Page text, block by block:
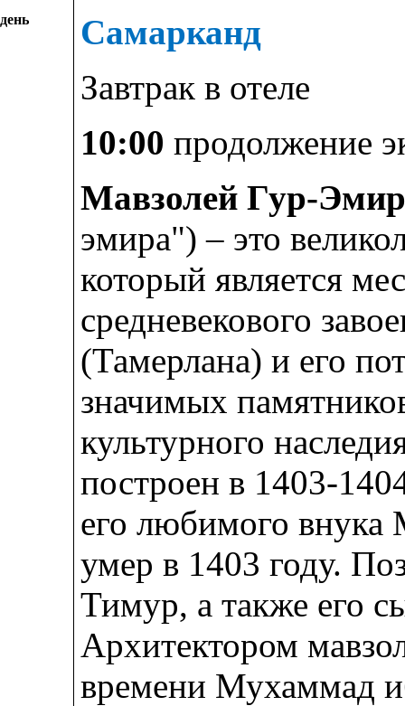
Самарканд
Завтрак в отеле
10:00 продолжение
Мавзолей Гур-
эмира") – это
который является
средневекового
(Тамерлана) и его
значимых
культурного
построен в 1403-
его любимого внука
умер в 1403 году.
Тимур, а также его
Архитектором
времени Мухаммад